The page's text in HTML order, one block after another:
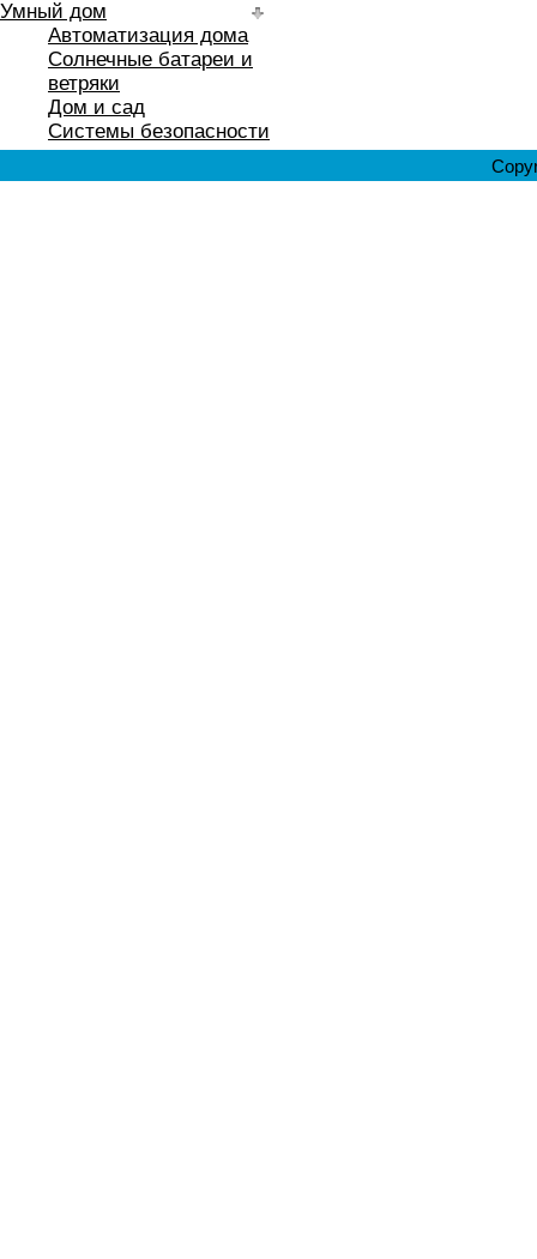
Умный дом
Автоматизация дома
Солнечные батареи и
ветряки
Дом и сад
Системы безопасности